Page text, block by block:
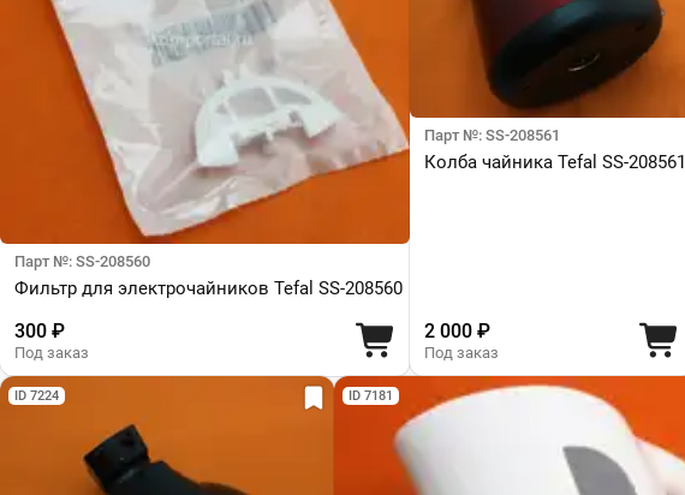
Парт №: SS-208560
Фильтр для электрочайников Tefal SS-208560
300 ₽
Под заказ
Парт №: SS-208561
Колба чайника Tefal SS-208561
2 000 ₽
Под заказ
ID 7224 ID 7181